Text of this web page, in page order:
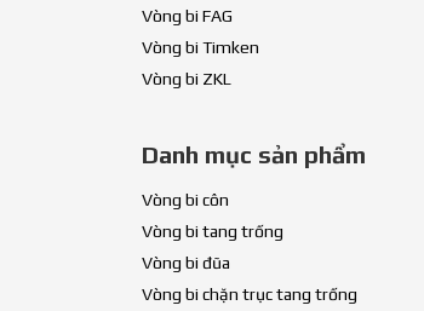
Vòng bi FAG
Vòng bi Timken
Vòng bi ZKL
Danh mục sản phẩm
Vòng bi côn
Vòng bi tang trống
Vòng bi đũa
Vòng bi chặn trục tang trống